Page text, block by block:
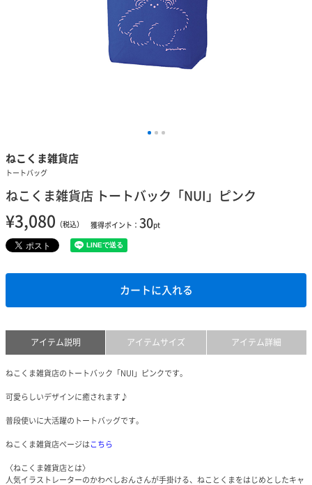
ねこくま雑貨店
トートバッグ
ねこくま雑貨店 トートバック「NUI」ピンク
¥3,080 （税込） 獲得ポイント： 30pt
カートに入れる
アイテム説明 アイテムサイズ アイテム詳細
ねこくま雑貨店のトートバック「NUI」ピンクです。
可愛らしいデザインに癒されます♪
普段使いに大活躍のトートバッグです。
ねこくま雑貨店ページは こちら
〈ねこくま雑貨店とは〉
人気イラストレーターのかわべしおんさんが手掛ける、ねことくまをはじめとしたキャ